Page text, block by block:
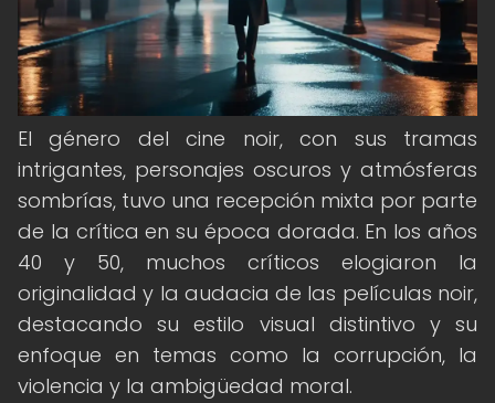
El género del cine noir, con sus tramas
intrigantes, personajes oscuros y atmósferas
sombrías, tuvo una recepción mixta por parte
de la crítica en su época dorada. En los años
40 y 50, muchos críticos elogiaron la
originalidad y la audacia de las películas noir,
destacando su estilo visual distintivo y su
enfoque en temas como la corrupción, la
violencia y la ambigüedad moral.